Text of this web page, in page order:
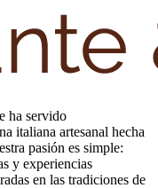
ha servido
italiana artesanal hecha
pasión es simple:
y experiencias
en las tradiciones de